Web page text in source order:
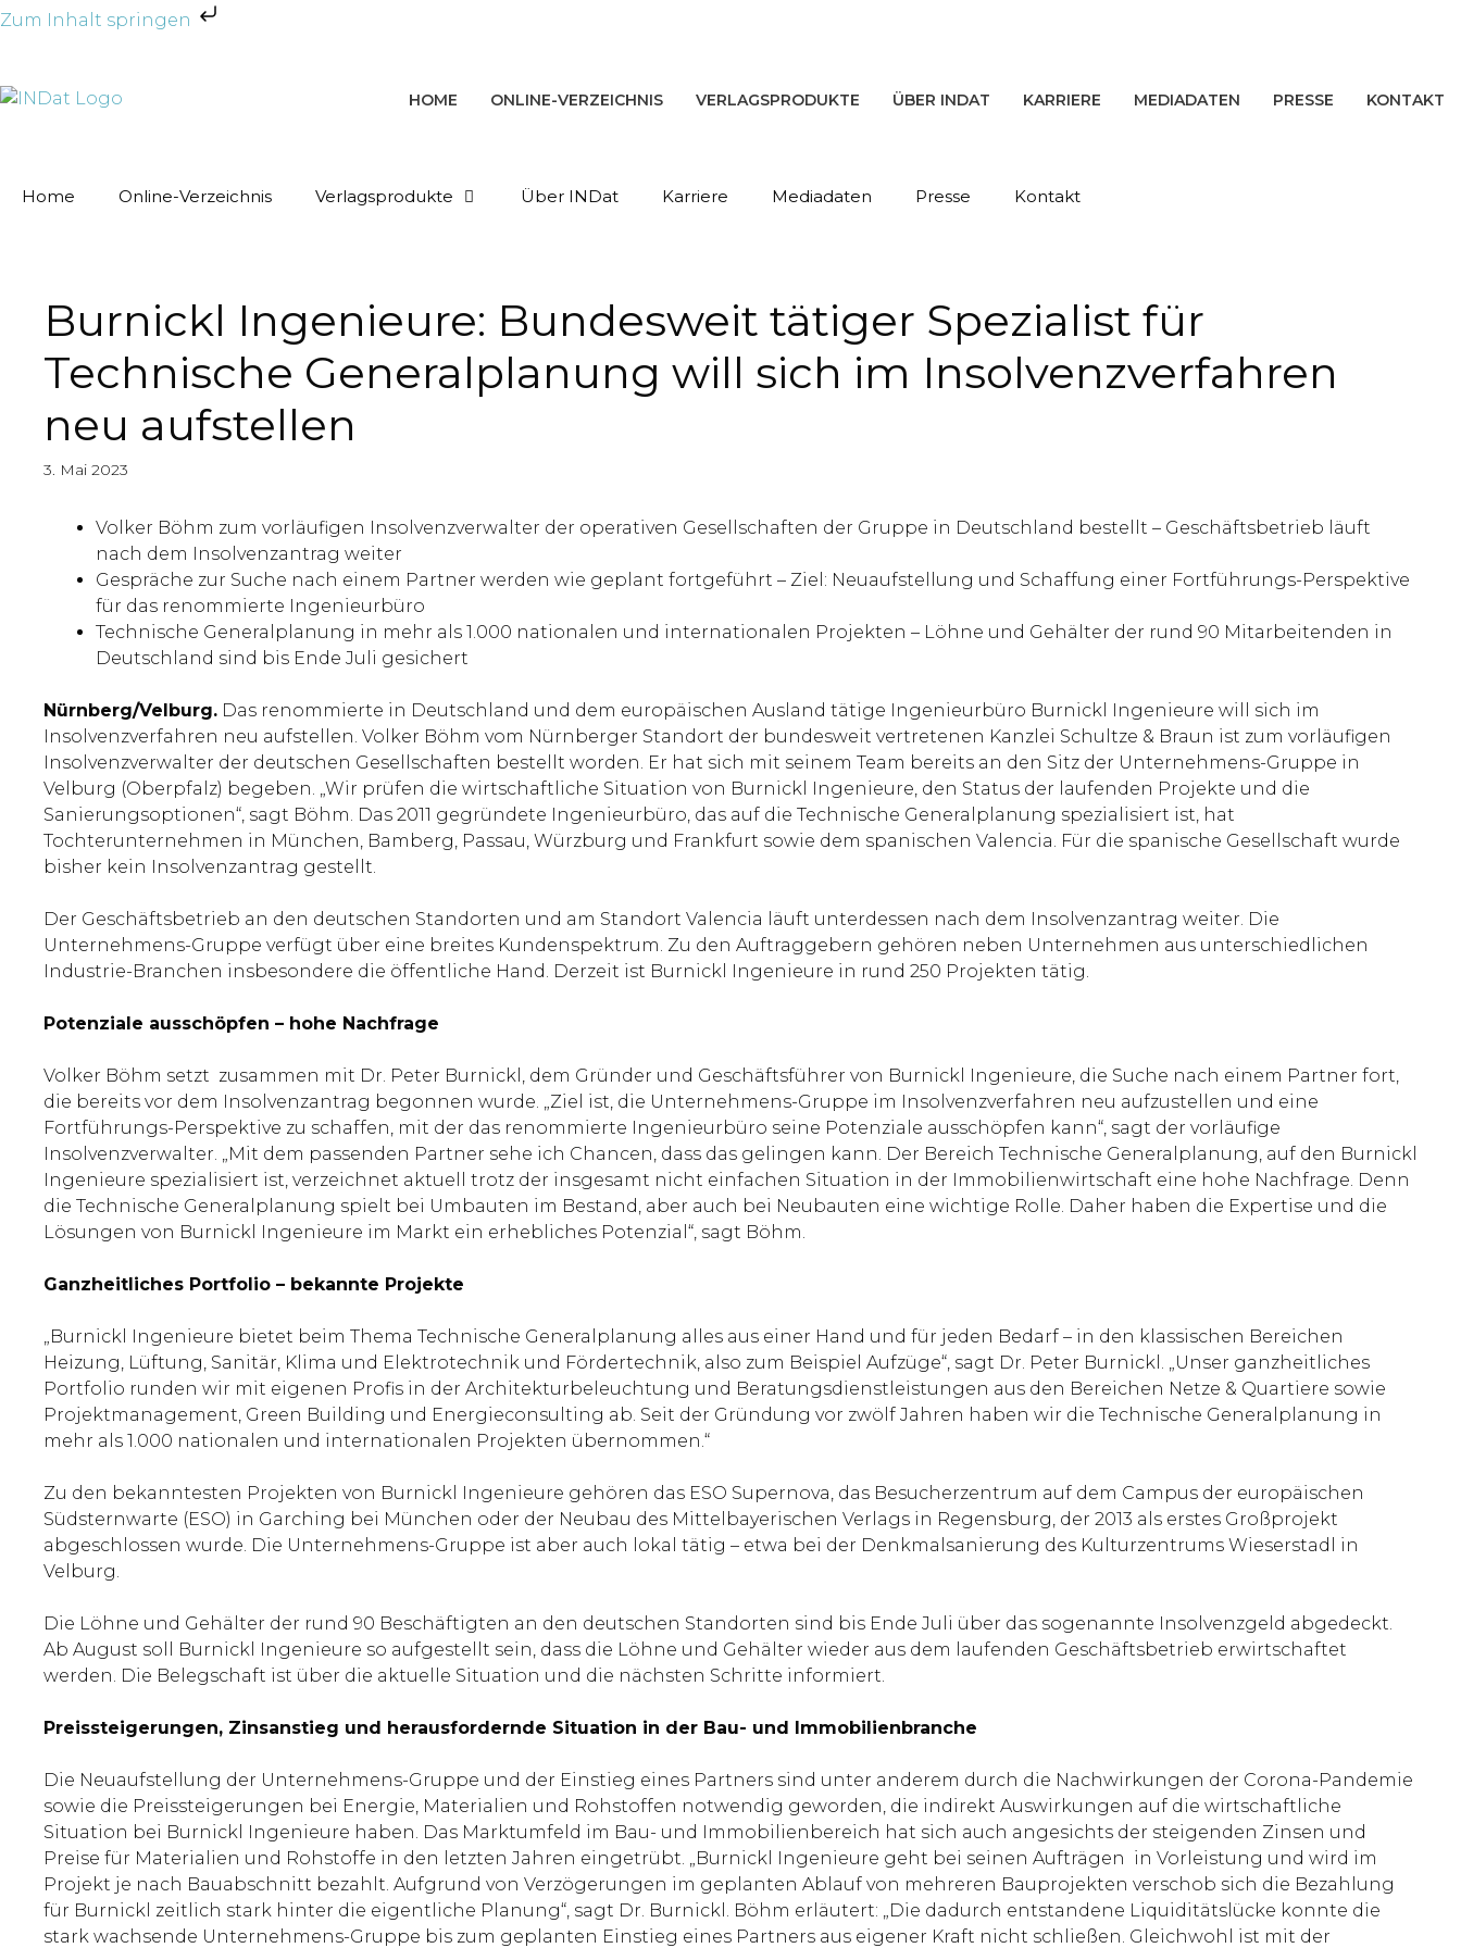
Zum Inhalt springen
HOME ONLINE-VERZEICHNIS VERLAGSPRODUKTE ÜBER INDAT KARRIERE MEDIADATEN PRESSE KONTAKT
Home Online-Verzeichnis Verlagsprodukte Über INDat Karriere Mediadaten Presse Kontakt
Burnickl Ingenieure: Bundesweit tätiger Spezialist für
Technische Generalplanung will sich im Insolvenzverfahren
neu aufstellen
3. Mai 2023
Volker Böhm zum vorläufigen Insolvenzverwalter der operativen Gesellschaften der Gruppe in Deutschland bestellt – Geschäftsbetrieb läuft
nach dem Insolvenzantrag weiter
Gespräche zur Suche nach einem Partner werden wie geplant fortgeführt – Ziel: Neuaufstellung und Schaffung einer Fortführungs-Perspektive
für das renommierte Ingenieurbüro
Technische Generalplanung in mehr als 1.000 nationalen und internationalen Projekten – Löhne und Gehälter der rund 90 Mitarbeitenden in
Deutschland sind bis Ende Juli gesichert
Nürnberg/Velburg. Das renommierte in Deutschland und dem europäischen Ausland tätige Ingenieurbüro Burnickl Ingenieure will sich im
Insolvenzverfahren neu aufstellen. Volker Böhm vom Nürnberger Standort der bundesweit vertretenen Kanzlei Schultze & Braun ist zum vorläufigen
Insolvenzverwalter der deutschen Gesellschaften bestellt worden. Er hat sich mit seinem Team bereits an den Sitz der Unternehmens-Gruppe in
Velburg (Oberpfalz) begeben. „Wir prüfen die wirtschaftliche Situation von Burnickl Ingenieure, den Status der laufenden Projekte und die
Sanierungsoptionen“, sagt Böhm. Das 2011 gegründete Ingenieurbüro, das auf die Technische Generalplanung spezialisiert ist, hat
Tochterunternehmen in München, Bamberg, Passau, Würzburg und Frankfurt sowie dem spanischen Valencia. Für die spanische Gesellschaft wurde
bisher kein Insolvenzantrag gestellt.
Der Geschäftsbetrieb an den deutschen Standorten und am Standort Valencia läuft unterdessen nach dem Insolvenzantrag weiter. Die
Unternehmens-Gruppe verfügt über eine breites Kundenspektrum. Zu den Auftraggebern gehören neben Unternehmen aus unterschiedlichen
Industrie-Branchen insbesondere die öffentliche Hand. Derzeit ist Burnickl Ingenieure in rund 250 Projekten tätig.
Potenziale ausschöpfen – hohe Nachfrage
Volker Böhm setzt zusammen mit Dr. Peter Burnickl, dem Gründer und Geschäftsführer von Burnickl Ingenieure, die Suche nach einem Partner fort,
die bereits vor dem Insolvenzantrag begonnen wurde. „Ziel ist, die Unternehmens-Gruppe im Insolvenzverfahren neu aufzustellen und eine
Fortführungs-Perspektive zu schaffen, mit der das renommierte Ingenieurbüro seine Potenziale ausschöpfen kann“, sagt der vorläufige
Insolvenzverwalter. „Mit dem passenden Partner sehe ich Chancen, dass das gelingen kann. Der Bereich Technische Generalplanung, auf den Burnickl
Ingenieure spezialisiert ist, verzeichnet aktuell trotz der insgesamt nicht einfachen Situation in der Immobilienwirtschaft eine hohe Nachfrage. Denn
die Technische Generalplanung spielt bei Umbauten im Bestand, aber auch bei Neubauten eine wichtige Rolle. Daher haben die Expertise und die
Lösungen von Burnickl Ingenieure im Markt ein erhebliches Potenzial“, sagt Böhm.
Ganzheitliches Portfolio – bekannte Projekte
„Burnickl Ingenieure bietet beim Thema Technische Generalplanung alles aus einer Hand und für jeden Bedarf – in den klassischen Bereichen
Heizung, Lüftung, Sanitär, Klima und Elektrotechnik und Fördertechnik, also zum Beispiel Aufzüge“, sagt Dr. Peter Burnickl. „Unser ganzheitliches
Portfolio runden wir mit eigenen Profis in der Architekturbeleuchtung und Beratungsdienstleistungen aus den Bereichen Netze & Quartiere sowie
Projektmanagement, Green Building und Energieconsulting ab. Seit der Gründung vor zwölf Jahren haben wir die Technische Generalplanung in
mehr als 1.000 nationalen und internationalen Projekten übernommen.“
Zu den bekanntesten Projekten von Burnickl Ingenieure gehören das ESO Supernova, das Besucherzentrum auf dem Campus der europäischen
Südsternwarte (ESO) in Garching bei München oder der Neubau des Mittelbayerischen Verlags in Regensburg, der 2013 als erstes Großprojekt
abgeschlossen wurde. Die Unternehmens-Gruppe ist aber auch lokal tätig – etwa bei der Denkmalsanierung des Kulturzentrums Wieserstadl in
Velburg.
Die Löhne und Gehälter der rund 90 Beschäftigten an den deutschen Standorten sind bis Ende Juli über das sogenannte Insolvenzgeld abgedeckt.
Ab August soll Burnickl Ingenieure so aufgestellt sein, dass die Löhne und Gehälter wieder aus dem laufenden Geschäftsbetrieb erwirtschaftet
werden. Die Belegschaft ist über die aktuelle Situation und die nächsten Schritte informiert.
Preissteigerungen, Zinsanstieg und herausfordernde Situation in der Bau- und Immobilienbranche
Die Neuaufstellung der Unternehmens-Gruppe und der Einstieg eines Partners sind unter anderem durch die Nachwirkungen der Corona-Pandemie
sowie die Preissteigerungen bei Energie, Materialien und Rohstoffen notwendig geworden, die indirekt Auswirkungen auf die wirtschaftliche
Situation bei Burnickl Ingenieure haben. Das Marktumfeld im Bau- und Immobilienbereich hat sich auch angesichts der steigenden Zinsen und
Preise für Materialien und Rohstoffe in den letzten Jahren eingetrübt. „Burnickl Ingenieure geht bei seinen Aufträgen in Vorleistung und wird im
Projekt je nach Bauabschnitt bezahlt. Aufgrund von Verzögerungen im geplanten Ablauf von mehreren Bauprojekten verschob sich die Bezahlung
für Burnickl zeitlich stark hinter die eigentliche Planung“, sagt Dr. Burnickl. Böhm erläutert: „Die dadurch entstandene Liquiditätslücke konnte die
stark wachsende Unternehmens-Gruppe bis zum geplanten Einstieg eines Partners aus eigener Kraft nicht schließen. Gleichwohl ist mit der